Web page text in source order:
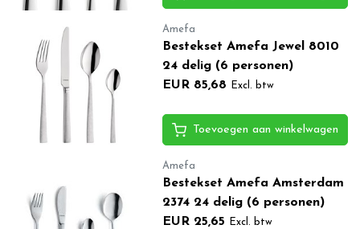
Amefa
Bestekset Amefa Jewel 8010
24 delig (6 personen)
EUR 85,68
Excl. btw
Toevoegen aan winkelwagen
Amefa
Bestekset Amefa Amsterdam
2374 24 delig (6 personen)
EUR 25,65
Excl. btw